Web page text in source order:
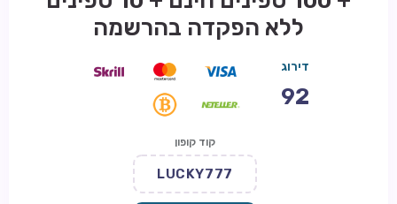
ללא הפקדה בהרשמה
דירוג
92
קוד קופון
LUCKY777